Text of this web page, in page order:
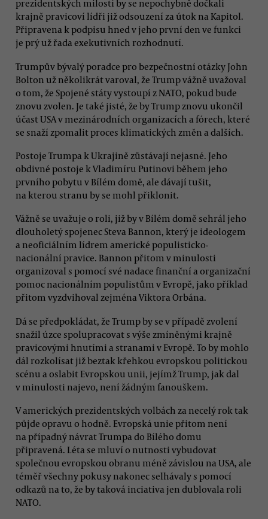
prezidentských milostí by se nepochybně dočkali
krajně pravicoví lídři již odsouzení za útok na Kapitol.
Připravena k podpisu hned v jeho první den ve funkci
je prý už řada exekutivních rozhodnutí.
Trumpův bývalý poradce pro bezpečnostní otázky John
Bolton už několikrát varoval, že Trump vážně uvažoval
o tom, že Spojené státy vystoupí z NATO, pokud bude
znovu zvolen. Je také jisté, že by Trump znovu ukončil
účast USA v mezinárodních organizacích a fórech, které
se snaží zpomalit proces klimatických změn a dalších.
Postoje Trumpa k Ukrajině zůstávají nejasné. Jeho
obdivné postoje k Vladimíru Putinovi během jeho
prvního pobytu v Bílém domě, ale dávají tušit,
na kterou stranu by se mohl přiklonit.
Vážně se uvažuje o roli, již by v Bílém domě sehrál jeho
dlouholetý spojenec Steva Bannon, který je ideologem
a neoficiálním lídrem americké populisticko-
nacionální pravice. Bannon přitom v minulosti
organizoval s pomocí své nadace finanční a organizační
pomoc nacionálním populistům v Evropě, jako příklad
přitom vyzdvihoval zejména Viktora Orbána.
Dá se předpokládat, že Trump by se v případě zvolení
snažil úzce spolupracovat s výše zmíněnými krajně
pravicovými hnutími a stranami v Evropě. To by mohlo
dál rozkolísat již beztak křehkou evropskou politickou
scénu a oslabit Evropskou unii, jejímž Trump, jak dal
v minulosti najevo, není žádným fanouškem.
V amerických prezidentských volbách za necelý rok tak
půjde opravu o hodně. Evropská unie přitom není
na případný návrat Trumpa do Bílého domu
připravená. Léta se mluví o nutnosti vybudovat
společnou evropskou obranu méně závislou na USA, ale
téměř všechny pokusy nakonec selhávaly s pomocí
odkazů na to, že by taková inciativa jen dublovala roli
NATO.